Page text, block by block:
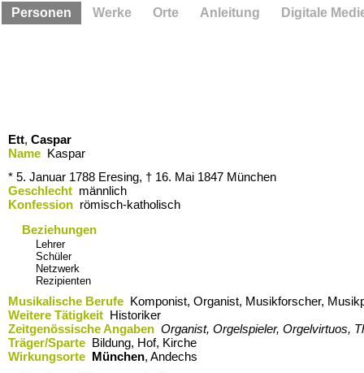
Ett, Caspar
Name Kaspar
* 5. Januar 1788 Eresing, † 16. Mai 1847 München
Geschlecht männlich
Konfession römisch-katholisch
Beziehungen
Lehrer
Schüler
Netzwerk
Rezipienten
Musikalische Berufe Komponist, Organist, Musikforscher,
Weitere Tätigkeit Historiker
Zeitgenössische Angaben Organist, Orgelspieler, Orgelvirtuos,
Träger/Sparte Bildung, Hof, Kirche
Wirkungsorte München,​ Andechs
Personen Werke Orte Anleitung Digitale